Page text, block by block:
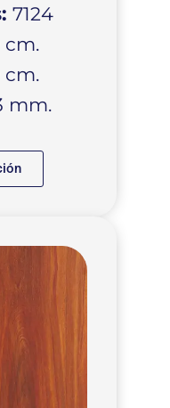
7124
cm.
cm.
mm.